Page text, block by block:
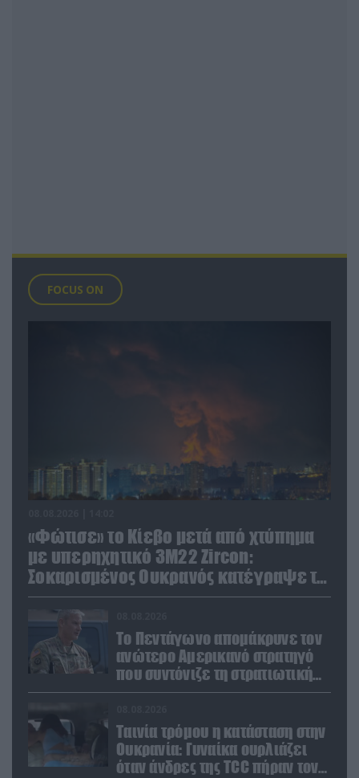
FOCUS ON
«Φώτισε» το Κίεβο μετά από χτύπημα
με υπερηχητικό 3M22 Zircon:
Σοκαρισμένος Ουκρανός κατέγραψε τη
στιγμή (βίντεο)
Το Πεντάγωνο απομάκρυνε τον
ανώτερο Αμερικανό στρατηγό
που συντόνιζε τη στρατιωτική
βοήθεια προς την Ουκρανία
Ταινία τρόμου η κατάσταση στην
Ουκρανία: Γυναίκα ουρλιάζει
όταν άνδρες της TCC πήραν τον